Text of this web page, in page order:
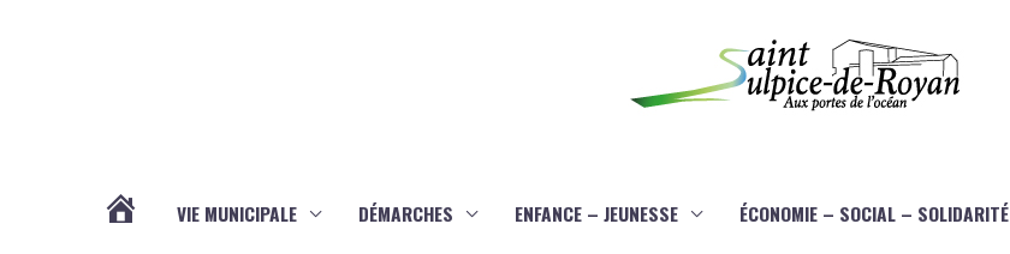
VIE MUNICIPALE DÉMARCHES ENFANCE – JEUNESSE ÉCONOMIE – SOCIAL – SOLIDARITÉ